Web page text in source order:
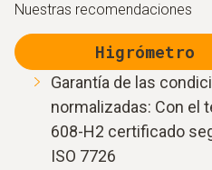
Nuestras recomendaciones
Higrómetro
Garantía de las
normalizadas: Con el
608-H2 certificado
ISO 7726